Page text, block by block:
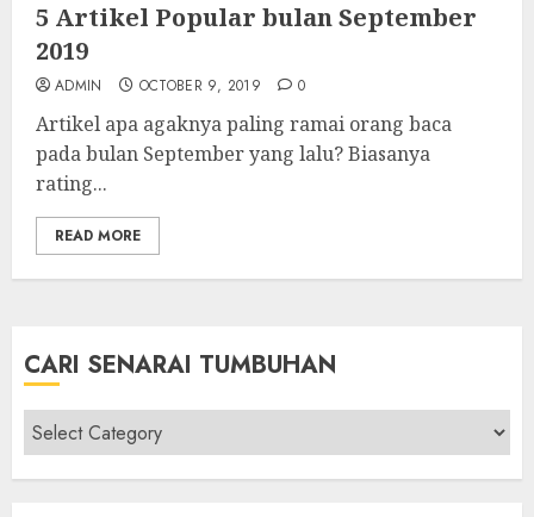
5 Artikel Popular bulan September
2019
ADMIN OCTOBER 9, 2019 0
Artikel apa agaknya paling ramai orang baca
pada bulan September yang lalu? Biasanya
rating...
READ MORE
CARI SENARAI TUMBUHAN
Cari
Senarai
Tumbuhan